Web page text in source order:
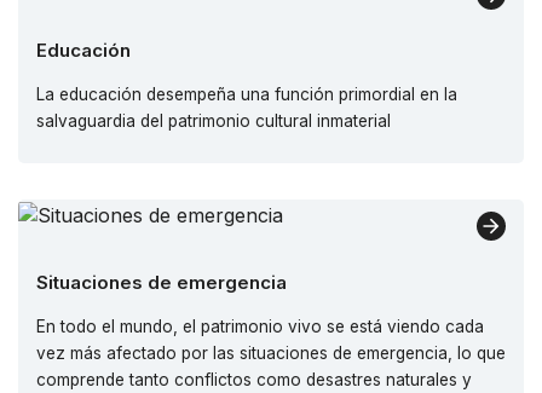
Educación
La educación desempeña una función primordial en la
salvaguardia del patrimonio cultural inmaterial
Situaciones de emergencia
En todo el mundo, el patrimonio vivo se está viendo cada
vez más afectado por las situaciones de emergencia, lo que
comprende tanto conflictos como desastres naturales y